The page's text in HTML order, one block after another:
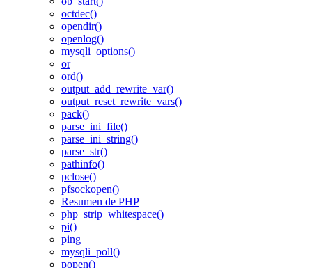
octdec()
opendir()
openlog()
mysqli_options()
or
ord()
output_add_rewrite_var()
output_reset_rewrite_vars()
pack()
parse_ini_file()
parse_ini_string()
parse_str()
pathinfo()
pclose()
pfsockopen()
Resumen de PHP
php_strip_whitespace()
pi()
ping
mysqli_poll()
popen()